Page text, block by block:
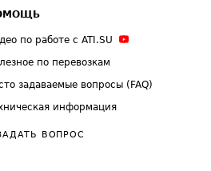
по работе с ATI.SU
по перевозкам
задаваемые вопросы (FAQ)
информация
ВОПРОС